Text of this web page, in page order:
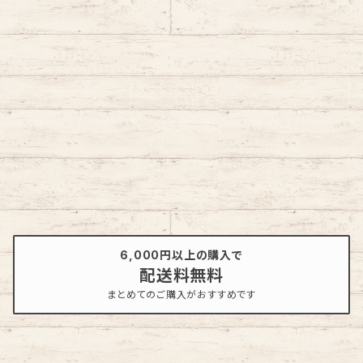
6,000円以上の購入で
配送料無料
まとめてのご購入がおすすめです